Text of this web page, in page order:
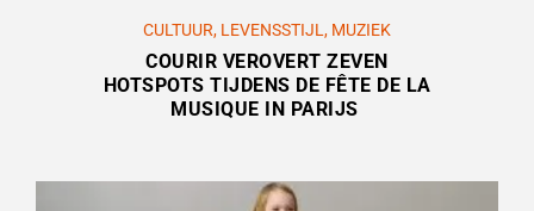
CULTUUR, LEVENSSTIJL , MUZIEK
COURIR VEROVERT ZEVEN
HOTSPOTS TIJDENS DE FÊTE DE LA
MUSIQUE IN PARIJS